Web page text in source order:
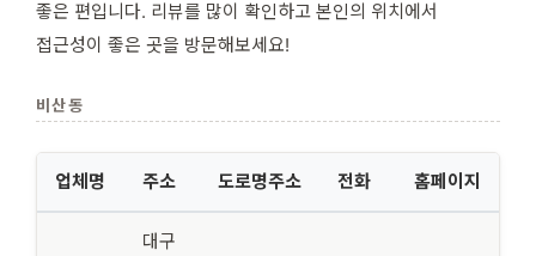
좋은 편입니다. 리뷰를 많이 확인하고 본인의 위치에서
접근성이 좋은 곳을 방문해보세요!
비산동
업체명 주소 도로명주소 전화 홈페이지
대구